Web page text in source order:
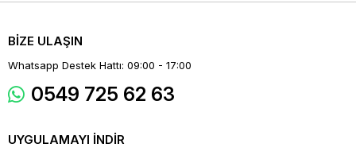
BİZE ULAŞIN
Whatsapp Destek Hattı: 09:00 - 17:00
0549 725 62 63
UYGULAMAYI İNDİR